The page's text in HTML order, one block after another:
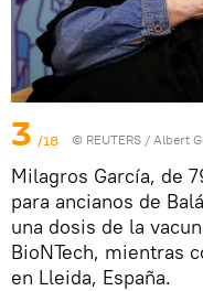
3 /18 © REUTERS / Albert
Milagros García, de
para ancianos de
una dosis de la
BioNTech, mientras
en Lleida, España.